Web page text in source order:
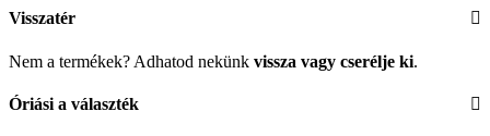
Visszatér
Nem a termékek? Adhatod nekünk vissza vagy cserélje ki.
Óriási a választék